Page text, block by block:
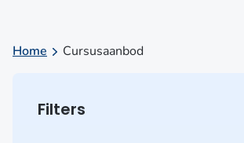
Home Cursusaanbod
Filters